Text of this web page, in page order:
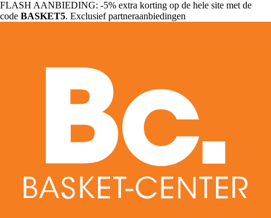
FLASH AANBIEDING: -5% extra korting op de hele site met de
code BASKET5. Exclusief partneraanbiedingen